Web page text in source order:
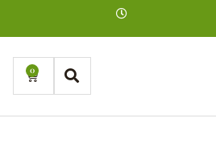
0
Cart